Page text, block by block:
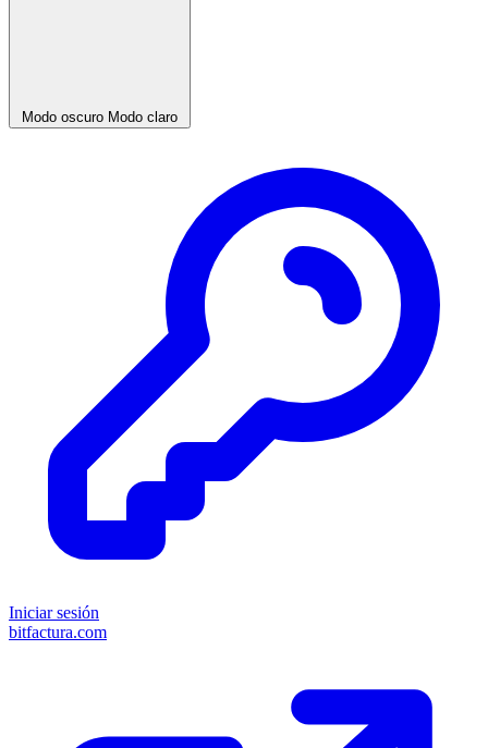
Modo oscuro Modo claro
Iniciar sesión
bitfactura.com